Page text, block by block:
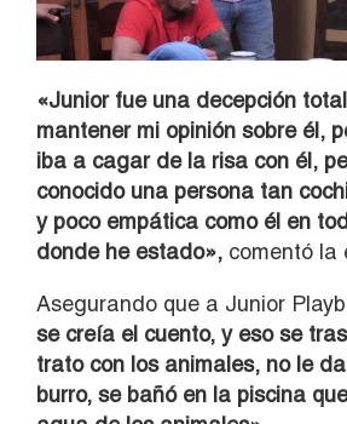
«Junior fue una decepción
mantener mi opinión sobre él,
iba a cagar de la risa con él,
conocido una persona tan
y poco empática como él en
donde he estado», comentó la
Asegurando que a Junior
se creía el cuento, y eso se
trato con los animales, no le
burro, se bañó en la piscina